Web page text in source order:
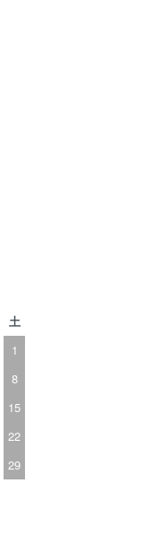
土
1
8
15
22
29